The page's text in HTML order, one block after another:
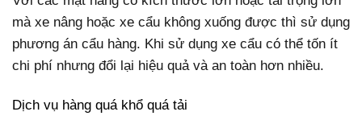
mà xe nâng hoặc xe cẩu không xuống được thì sử dụng
phương án cẩu hàng. Khi sử dụng xe cẩu có thể tốn ít
chi phí nhưng đổi lại hiệu quả và an toàn hơn nhiều.
Dịch vụ hàng quá khổ quá tải